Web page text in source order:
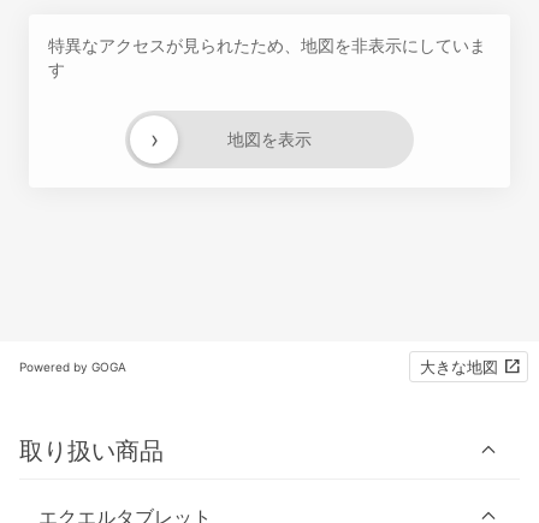
特異なアクセスが見られたため、地図を非表示にしていま
す
地図を表示
›
Powered by GOGA 大きな地図
取り扱い商品
エクエルタブレット